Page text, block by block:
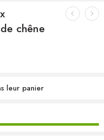
chêne
leur panier